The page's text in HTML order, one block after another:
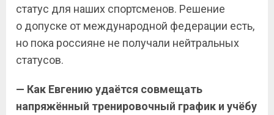
статус для наших спортсменов. Решение
о допуске от международной федерации есть,
но пока россияне не получали нейтральных
статусов.
— Как Евгению удаётся совмещать
напряжённый тренировочный график и учёбу